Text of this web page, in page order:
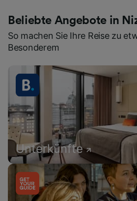
Beliebte Angebote in
So machen Sie Ihre Reise zu
Besonderem
Unterkünfte